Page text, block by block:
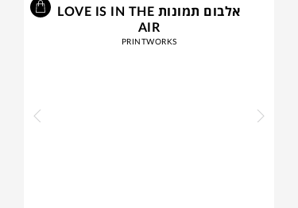
אלבום תמונות LOVE IS IN THE
AIR
PRINTWORKS